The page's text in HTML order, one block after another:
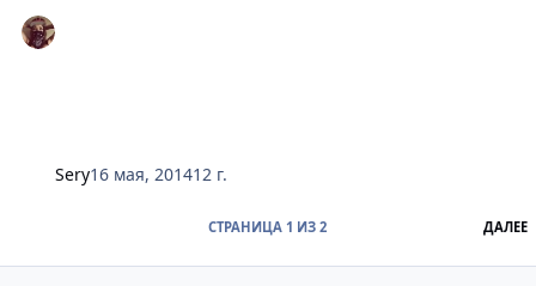
Sery16 мая, 201412 г.
ДАЛЕЕ
СТРАНИЦА 1 ИЗ 2